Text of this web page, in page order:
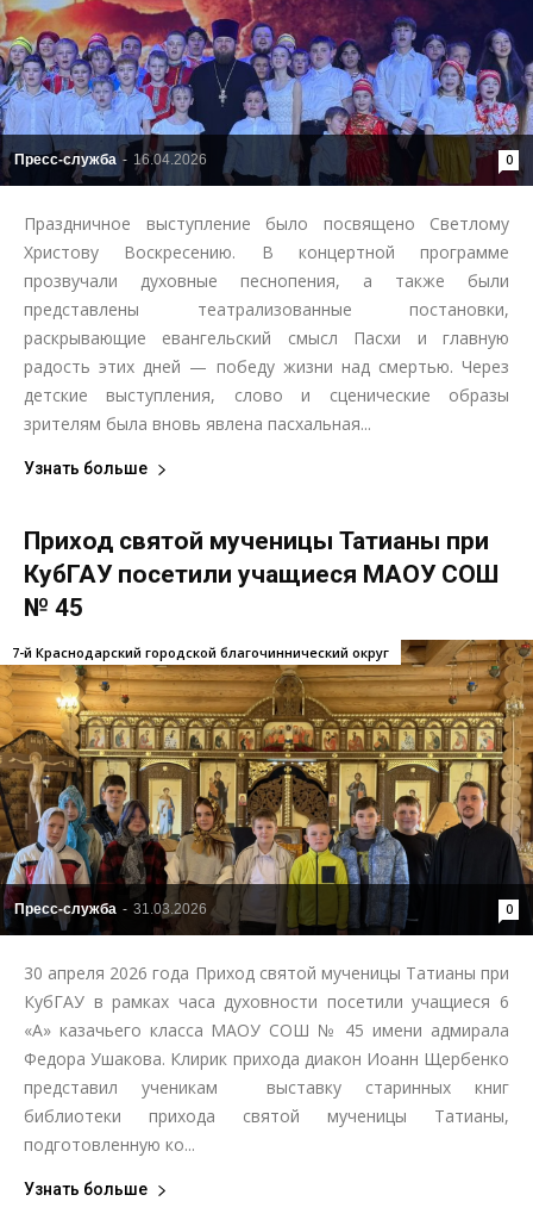
Пресс-служба - 16.04.2026 0
Праздничное выступление было посвящено Светлому
Христову Воскресению. В концертной программе
прозвучали духовные песнопения, а также были
представлены театрализованные постановки,
раскрывающие евангельский смысл Пасхи и главную
радость этих дней — победу жизни над смертью. Через
детские выступления, слово и сценические образы
зрителям была вновь явлена пасхальная...
Узнать больше
Приход святой мученицы Татианы при
КубГАУ посетили учащиеся МАОУ СОШ
№ 45
Пресс-служба - 31.03.2026 0
7-й Краснодарский городской благочиннический округ
30 апреля 2026 года Приход святой мученицы Татианы при
КубГАУ в рамках часа духовности посетили учащиеся 6
«А» казачьего класса МАОУ СОШ № 45 имени адмирала
Федора Ушакова. Клирик прихода диакон Иоанн Щербенко
представил ученикам выставку старинных книг
библиотеки прихода святой мученицы Татианы,
подготовленную ко...
Узнать больше